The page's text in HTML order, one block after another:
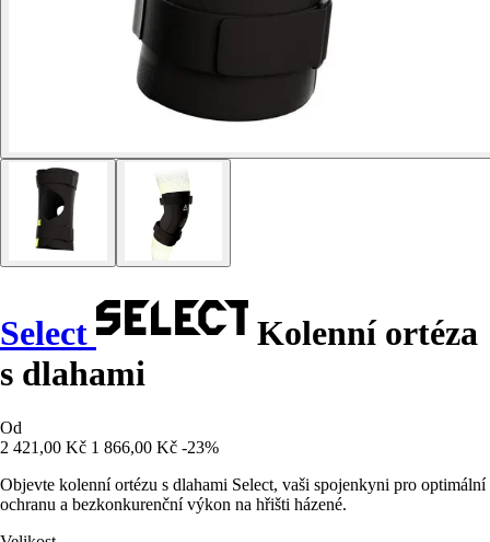
Select
Kolenní ortéza
s dlahami
Od
2 421,00 Kč 1 866,00 Kč -23%
Objevte kolenní ortézu s dlahami Select, vaši spojenkyni pro optimální
ochranu a bezkonkurenční výkon na hřišti házené.